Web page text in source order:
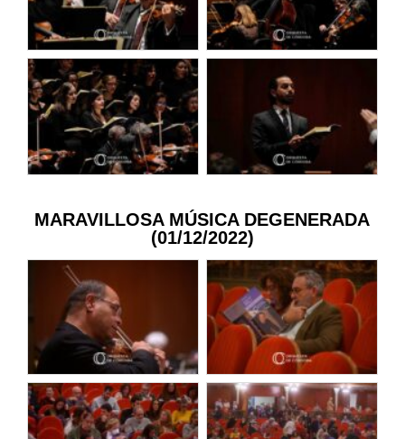
MARAVILLOSA MÚSICA DEGENERADA
(01/12/2022)